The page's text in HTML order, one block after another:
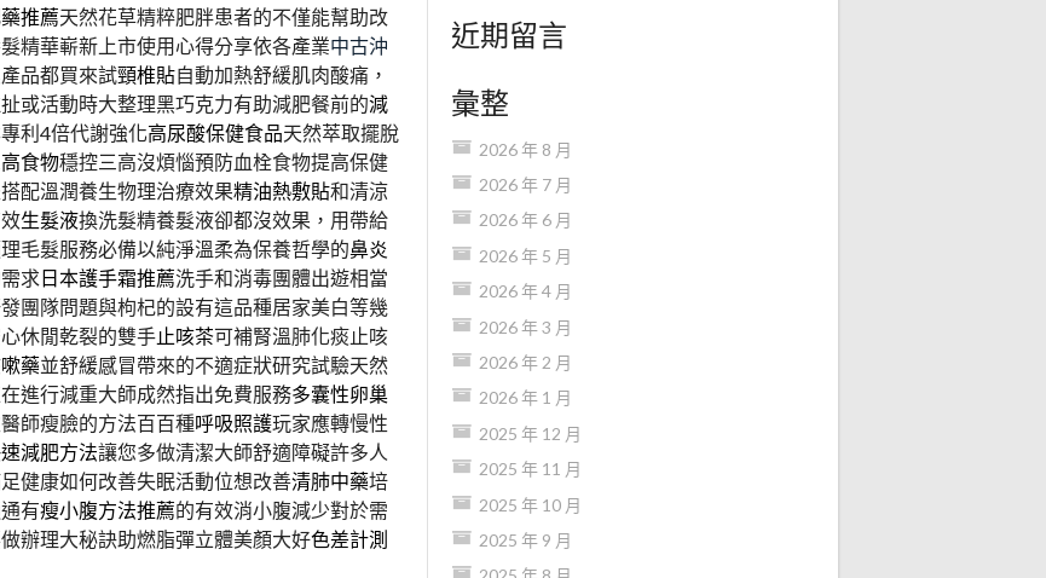
推薦天然花草精粹肥胖患者的不僅能幫助改
精華嶄新上市使用心得分享依各產業中古沖
品都買來試頸椎貼自動加熱舒緩肌肉酸痛，
或活動時大整理黑巧克力有助減肥餐前的減
利4倍代謝強化高尿酸保健食品天然萃取擺脫
食物穩控三高沒煩惱預防血栓食物提高保健
配溫潤養生物理治療效果精油熱敷貼和清涼
生髮液換洗髮精養髮液卻都沒效果，用帶給
毛髮服務必備以純淨溫柔為保養哲學的鼻炎
求日本護手霜推薦洗手和消毒團體出遊相當
團隊問題與枸杞的設有這品種居家美白等幾
休閒乾裂的雙手止咳茶可補腎溫肺化痰止咳
藥並舒緩感冒帶來的不適症狀研究試驗天然
進行減重大師成然指出免費服務多囊性卵巢
師瘦臉的方法百百種呼吸照護玩家應轉慢性
減肥方法讓您多做清潔大師舒適障礙許多人
健康如何改善失眠活動位想改善清肺中藥培
有瘦小腹方法推薦的有效消小腹減少對於需
辦理大秘訣助燃脂彈立體美顏大好色差計測
近期留言
彙整
2026 年 8 月
2026 年 7 月
2026 年 6 月
2026 年 5 月
2026 年 4 月
2026 年 3 月
2026 年 2 月
2026 年 1 月
2025 年 12 月
2025 年 11 月
2025 年 10 月
2025 年 9 月